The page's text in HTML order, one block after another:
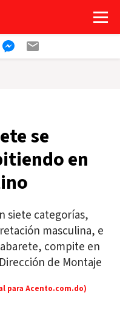
se
en
siete categorías,
masculina, e
compite en
de Montaje
para Acento.com.do)